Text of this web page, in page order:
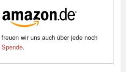
wir uns auch über jede noch
Spende.